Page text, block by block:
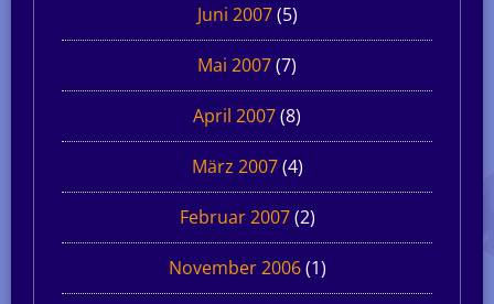
Juni 2007(5)
Mai 2007(7)
April 2007(8)
März 2007(4)
Februar 2007(2)
November 2006(1)